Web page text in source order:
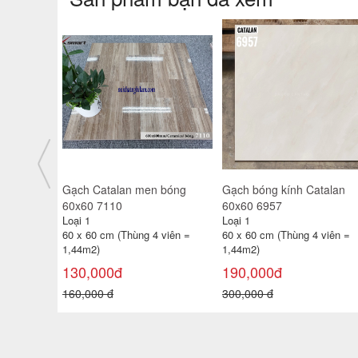
Sen cây tắm đứng nóng lạnh
Inax BFV-515S
Loại 1
11,100,000đ
15,900,000 đ
Gạch Catalan men bóng
60x60 71012
Loại 1
60 x 60 cm (Thùng 4 viên =
1,44m2)
130,000đ
160,000 đ